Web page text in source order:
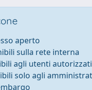
aperto
sulla rete interna
agli utenti autorizzati
solo agli